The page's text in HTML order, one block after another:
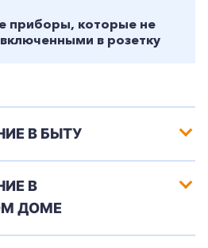
приборы, которые не
в розетку
В БЫТУ
В
ДОМЕ